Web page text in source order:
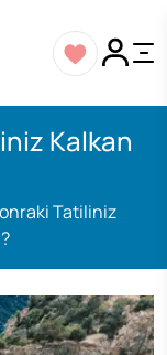
Kalkan
Tatiliniz